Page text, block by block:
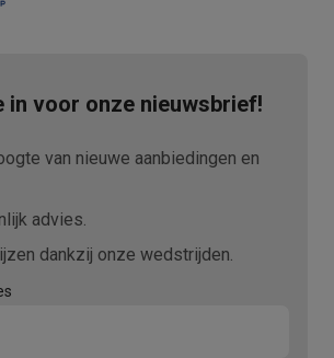
in voor onze nieuwsbrief!
van nieuwe aanbiedingen en
advies.
dankzij onze wedstrijden.